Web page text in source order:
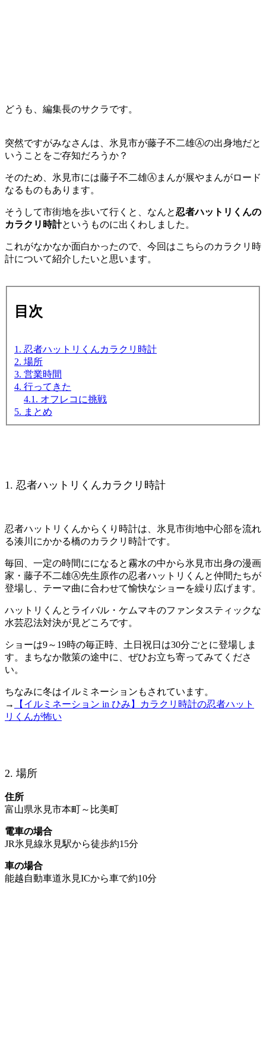
どうも、編集長のサクラです。
突然ですがみなさんは、氷見市が藤子不二雄Ⓐの出身地だと
いうことをご存知だろうか？
そのため、氷見市には藤子不二雄Ⓐまんが展やまんがロード
なるものもあります。
そうして市街地を歩いて行くと、なんと忍者ハットリくんの
カラクリ時計というものに出くわしました。
これがなかなか面白かったので、今回はこちらのカラクリ時
計について紹介したいと思います。
目次
1. 忍者ハットリくんカラクリ時計
2. 場所
3. 営業時間
4. 行ってきた
4.1. オフレコに挑戦
5. まとめ
1. 忍者ハットリくんカラクリ時計
忍者ハットリくんからくり時計は、氷見市街地中心部を流れ
る湊川にかかる橋のカラクリ時計です。
毎回、一定の時間にになると霧水の中から氷見市出身の漫画
家・藤子不二雄Ⓐ先生原作の忍者ハットリくんと仲間たちが
登場し、テーマ曲に合わせて愉快なショーを繰り広げます。
ハットリくんとライバル・ケムマキのファンタスティックな
水芸忍法対決が見どころです。
ショーは9～19時の毎正時、土日祝日は30分ごとに登場しま
す。まちなか散策の途中に、ぜひお立ち寄ってみてくださ
い。
ちなみに冬はイルミネーションもされています。
→
【イルミネーション in ひみ】カラクリ時計の忍者ハット
リくんが怖い
2. 場所
住所
富山県氷見市本町～比美町
電車の場合
JR氷見線氷見駅から徒歩約15分
車の場合
能越自動車道氷見ICから車で約10分